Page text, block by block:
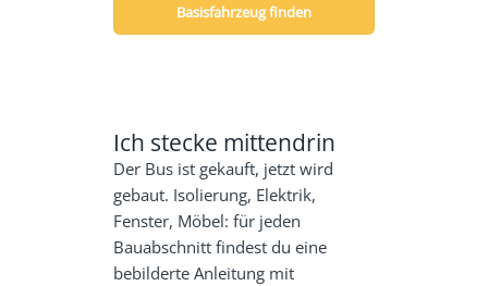
Basisfahrzeug finden
Ich stecke mittendrin
Der Bus ist gekauft, jetzt wird
gebaut. Isolierung, Elektrik,
Fenster, Möbel: für jeden
Bauabschnitt findest du eine
bebilderte Anleitung mit